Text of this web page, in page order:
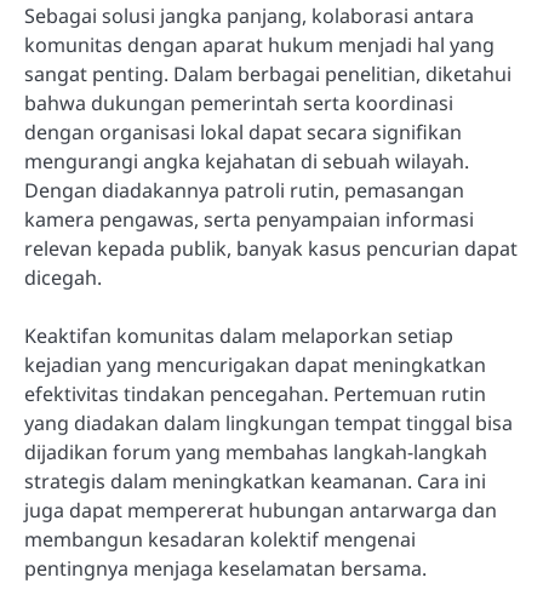
Sebagai solusi jangka panjang, kolaborasi antara
komunitas dengan aparat hukum menjadi hal yang
sangat penting. Dalam berbagai penelitian, diketahui
bahwa dukungan pemerintah serta koordinasi
dengan organisasi lokal dapat secara signifikan
mengurangi angka kejahatan di sebuah wilayah.
Dengan diadakannya patroli rutin, pemasangan
kamera pengawas, serta penyampaian informasi
relevan kepada publik, banyak kasus pencurian dapat
dicegah.
Keaktifan komunitas dalam melaporkan setiap
kejadian yang mencurigakan dapat meningkatkan
efektivitas tindakan pencegahan. Pertemuan rutin
yang diadakan dalam lingkungan tempat tinggal bisa
dijadikan forum yang membahas langkah-langkah
strategis dalam meningkatkan keamanan. Cara ini
juga dapat mempererat hubungan antarwarga dan
membangun kesadaran kolektif mengenai
pentingnya menjaga keselamatan bersama.